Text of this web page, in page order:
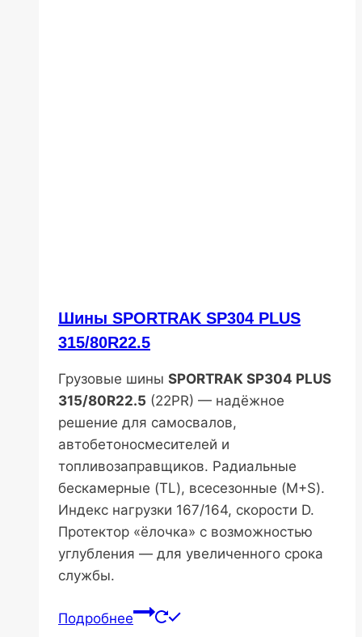
Шины SPORTRAK SP304 PLUS
315/80R22.5
Грузовые шины SPORTRAK SP304 PLUS
315/80R22.5 (22PR) — надёжное
решение для самосвалов,
автобетоносмесителей и
топливозаправщиков. Радиальные
бескамерные (TL), всесезонные (M+S).
Индекс нагрузки 167/164, скорости D.
Протектор «ёлочка» с возможностью
углубления — для увеличенного срока
службы.
Подробнее